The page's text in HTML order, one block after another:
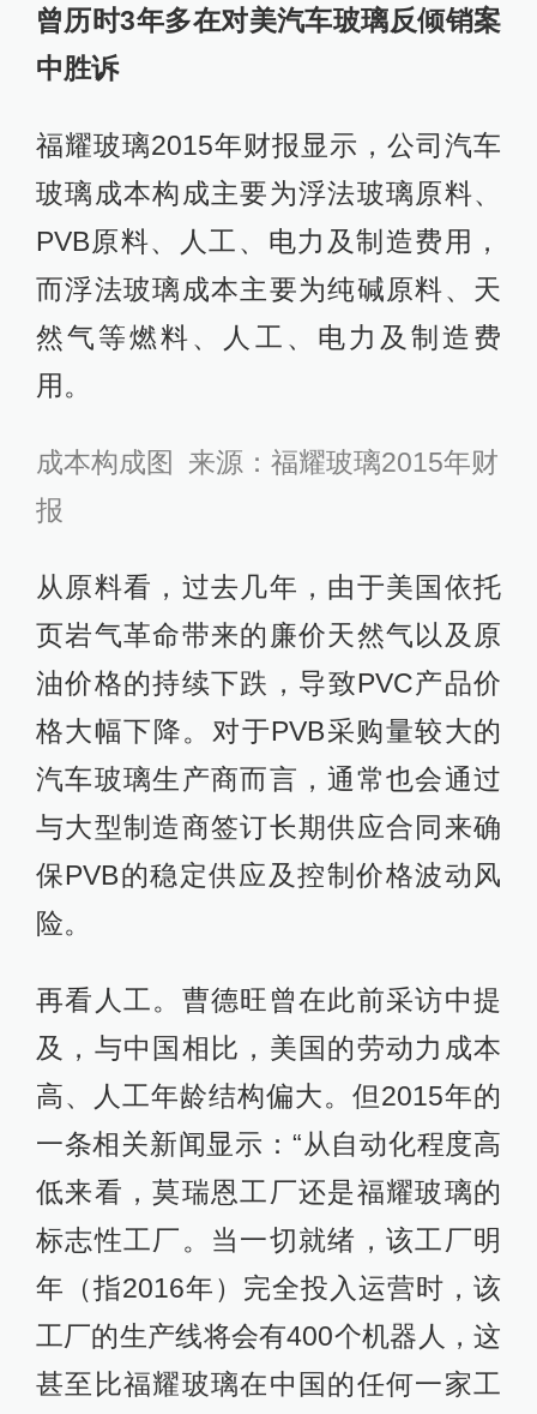
曾历时3年多在对美汽车玻璃反倾销案
中胜诉
福耀玻璃2015年财报显示，公司汽车
玻璃成本构成主要为浮法玻璃原料、
PVB原料、人工、电力及制造费用，
而浮法玻璃成本主要为纯碱原料、天
然气等燃料、人工、电力及制造费
用。
成本构成图 来源：福耀玻璃2015年财
报
从原料看，过去几年，由于美国依托
页岩气革命带来的廉价天然气以及原
油价格的持续下跌，导致PVC产品价
格大幅下降。对于PVB采购量较大的
汽车玻璃生产商而言，通常也会通过
与大型制造商签订长期供应合同来确
保PVB的稳定供应及控制价格波动风
险。
再看人工。曹德旺曾在此前采访中提
及，与中国相比，美国的劳动力成本
高、人工年龄结构偏大。但2015年的
一条相关新闻显示：“从自动化程度高
低来看，莫瑞恩工厂还是福耀玻璃的
标志性工厂。当一切就绪，该工厂明
年（指2016年）完全投入运营时，该
工厂的生产线将会有400个机器人，这
甚至比福耀玻璃在中国的任何一家工